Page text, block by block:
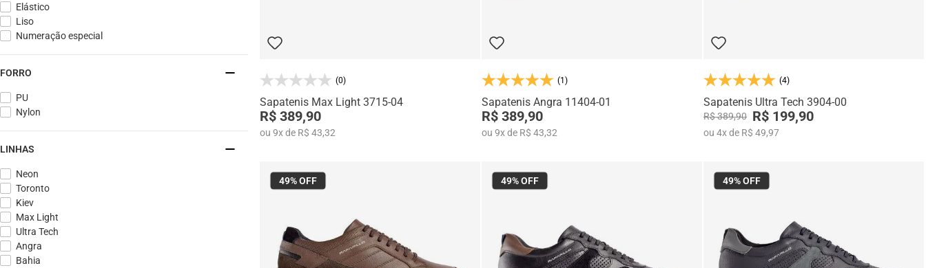
Elástico
Liso
Numeração especial
FORRO
PU
Nylon
LINHAS
Neon
Toronto
Kiev
Max Light
Ultra Tech
Angra
Bahia
(0)
Sapatenis Max Light 3715-04
R$ 389,90
ou 9xde R$ 43,32
(1)
Sapatenis Angra 11404-01
R$ 389,90
ou 9xde R$ 43,32
(4)
Sapatenis Ultra Tech 3904-00
R$ 389,90 R$ 199,90
ou 4xde R$ 49,97
49%OFF 49%OFF 49%OFF